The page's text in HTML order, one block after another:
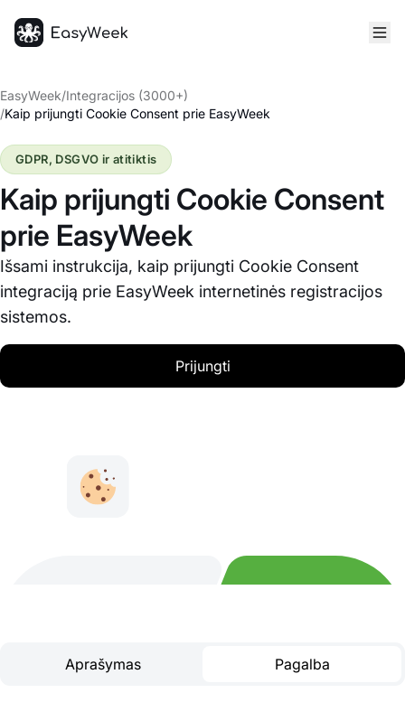
EasyWeek/Integracijos (3000+)
/Kaip prijungti Cookie Consent prie EasyWeek
Kaip prijungti Cookie Consent
prie EasyWeek
Išsami instrukcija, kaip prijungti Cookie Consent
integraciją prie EasyWeek internetinės registracijos
sistemos.
GDPR, DSGVO ir atitiktis
Prijungti
Aprašymas Pagalba